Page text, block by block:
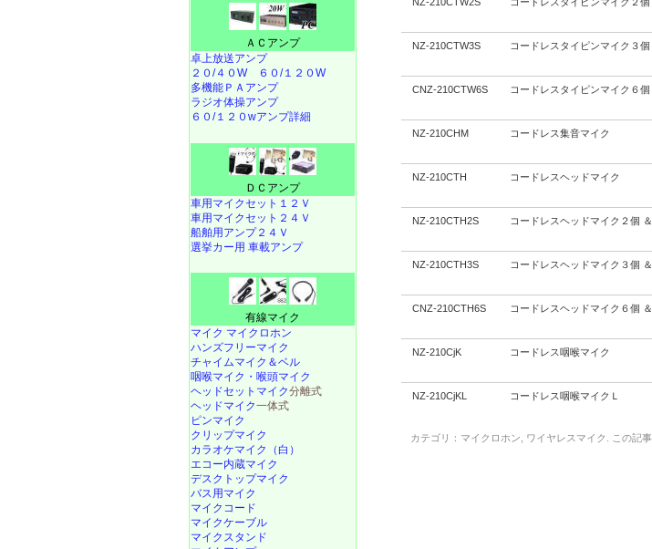
NZ-210CTW3S コードレスタイピンマイク３
CNZ-210CTW6S コードレスタイピンマイク６
NZ-210CHM コードレス集音マイク
NZ-210CTH コードレスヘッドマイク
NZ-210CTH2S コードレスヘッドマイク２個
NZ-210CTH3S コードレスヘッドマイク３個
CNZ-210CTH6S コードレスヘッドマイク６個
NZ-210CjK コードレス咽喉マイク
NZ-210CjKL コードレス咽喉マイクＬ
カテゴリ： マイクロホン ワイヤレスマイク . この記
ＡＣアンプ
卓上放送アンプ
２０/４０W
６０/１２０W
多機能ＰＡアンプ
ラジオ体操アンプ
６０/１２０wアンプ詳細
ＤＣアンプ
車用マイクセット１２Ｖ
車用マイクセット２４Ｖ
船舶用アンプ２４Ｖ
選挙カー用 車載アンプ
有線マイク
マイク マイクロホン
ハンズフリーマイク
チャイムマイク＆ベル
咽喉マイク・喉頭マイク
ヘッドセットマイク分離式
ヘッドマイク一体式
ピンマイク
クリップマイク
カラオケマイク（白）
エコー内蔵マイク
デスクトップマイク
バス用マイク
マイクコード
マイクケーブル
マイクスタンド